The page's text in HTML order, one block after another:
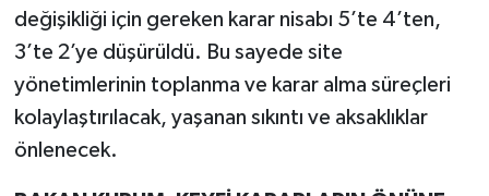
değişikliği için gereken karar nisabı 5’te 4’ten,
3’te 2’ye düşürüldü. Bu sayede site
yönetimlerinin toplanma ve karar alma süreçleri
kolaylaştırılacak, yaşanan sıkıntı ve aksaklıklar
önlenecek.